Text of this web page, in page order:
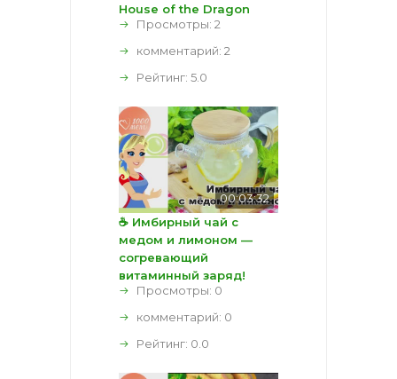
House of the Dragon
Просмотры: 2
комментарий: 2
Рейтинг: 5.0
00:03:32
☕ Имбирный чай с
медом и лимоном —
согревающий
витаминный заряд!
Просмотры: 0
комментарий: 0
Рейтинг: 0.0